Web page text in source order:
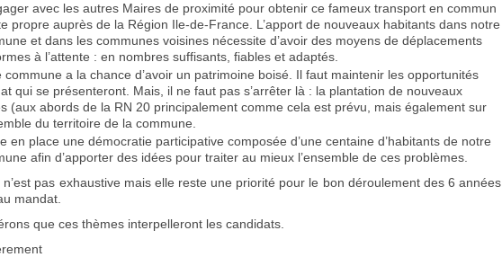
avec les autres Maires de proximité pour obtenir ce fameux transport en commun
propre auprès de la Région Ile-de-France. L’apport de nouveaux habitants dans notre
et dans les communes voisines nécessite d’avoir des moyens de déplacements
à l’attente : en nombres suffisants, fiables et adaptés.
commune a la chance d’avoir un patrimoine boisé. Il faut maintenir les opportunités
qui se présenteront. Mais, il ne faut pas s’arrêter là : la plantation de nouveaux
(aux abords de la RN 20 principalement comme cela est prévu, mais également sur
du territoire de la commune.
en place une démocratie participative composée d’une centaine d’habitants de notre
afin d’apporter des idées pour traiter au mieux l’ensemble de ces problèmes.
n’est pas exhaustive mais elle reste une priorité pour le bon déroulement des 6 années
mandat.
que ces thèmes interpelleront les candidats.